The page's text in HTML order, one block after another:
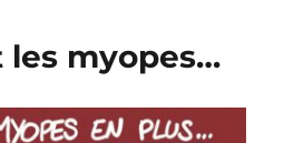
les myopes…